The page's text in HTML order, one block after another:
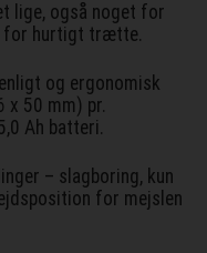
lige, også noget for
for hurtigt trætte.
og ergonomisk
x 50 mm) pr.
Ah batteri.
– slagboring, kun
for mejslen